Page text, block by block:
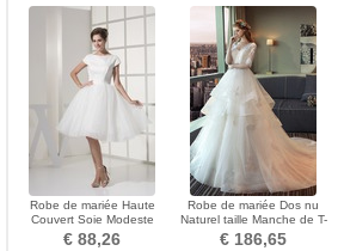
Robe de mariée Haute
Couvert Soie Modeste
Longueur Genou Princesse
€ 88,26
Robe de mariée Dos nu
Naturel taille Manche de T-
shirt aligne
€ 186,65